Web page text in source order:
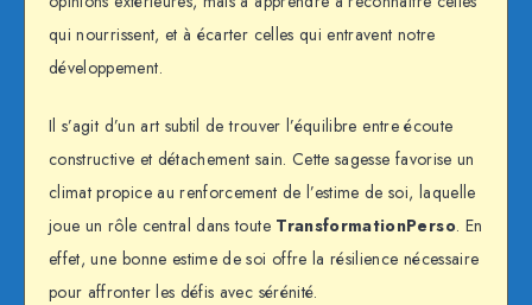
qui nourrissent, et à écarter celles qui entravent notre
développement.
Il s’agit d’un art subtil de trouver l’équilibre entre écoute
constructive et détachement sain. Cette sagesse favorise un
climat propice au renforcement de l’estime de soi, laquelle
joue un rôle central dans toute TransformationPerso. En
effet, une bonne estime de soi offre la résilience nécessaire
pour affronter les défis avec sérénité.